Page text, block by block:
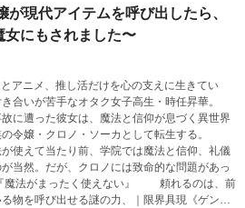
が現代アイテムを呼び出したら、
女にもされました〜
アニメ、推し活だけを心の支えに生きてい
き合いが苦手なオタク女子高生・時任昇華。
に遭った彼女は、魔法と信仰が息づく異世界
の令嬢・クロノ・ソーカとして転生する。
使えて当たり前、学院では魔法と信仰、礼儀
当然。だが、クロノには致命的な問題があっ
物を呼び出せる謎の力、｜限界具現《ゲンカ